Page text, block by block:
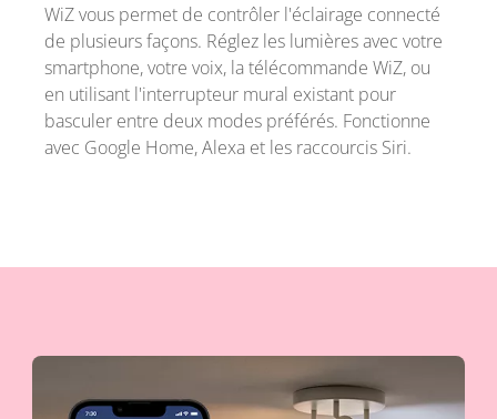
WiZ vous permet de contrôler l'éclairage connecté
de plusieurs façons. Réglez les lumières avec votre
smartphone, votre voix, la télécommande WiZ, ou
en utilisant l'interrupteur mural existant pour
basculer entre deux modes préférés. Fonctionne
avec Google Home, Alexa et les raccourcis Siri.